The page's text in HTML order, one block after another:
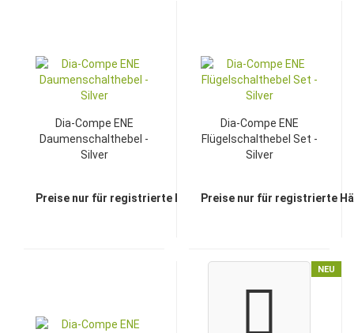
Dia-Compe ENE
Daumenschalthebel -
Silver
Preise nur für registrierte Händler sichtbar
Dia-Compe ENE
Flügelschalthebel Set -
Silver
Preise nur für registrierte
NEU